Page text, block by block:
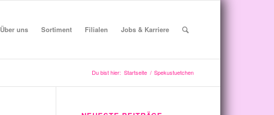
Über uns Sortiment Filialen Jobs & Karriere
Du bist hier: Startseite / Spekustuetchen